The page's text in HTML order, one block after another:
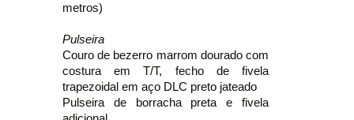
metros)
Pulseira
Couro de bezerro marrom dourado com
costura em T/T, fecho de fivela
trapezoidal em aço DLC preto jateado
Pulseira de borracha preta e fivela